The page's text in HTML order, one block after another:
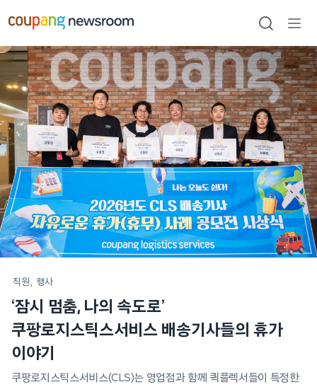
건너뛰기
검색
열기
메인
포스트
직원 행사
‘잠시 멈춤, 나의 속도로’
쿠팡로지스틱스서비스 배송기사들의 휴가
이야기
쿠팡로지스틱스서비스(CLS)는 영업점과 함께 퀵플렉서들이 특정한